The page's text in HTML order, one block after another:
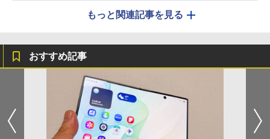
もっと関連記事を見る
おすすめ記事